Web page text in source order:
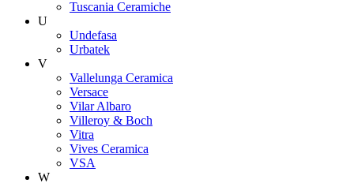
Tuscania Ceramiche
U
Undefasa
Urbatek
V
Vallelunga Ceramica
Versace
Vilar Albaro
Villeroy & Boch
Vitra
Vives Ceramica
VSA
W